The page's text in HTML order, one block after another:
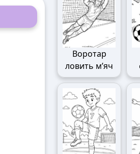
Воротар
ловить м’яч